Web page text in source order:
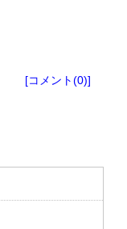
[コメント(0)]